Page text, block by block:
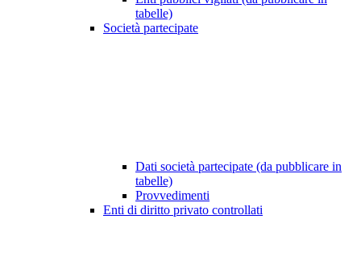
tabelle)
Società partecipate
Dati società partecipate (da pubblicare in
tabelle)
Provvedimenti
Enti di diritto privato controllati